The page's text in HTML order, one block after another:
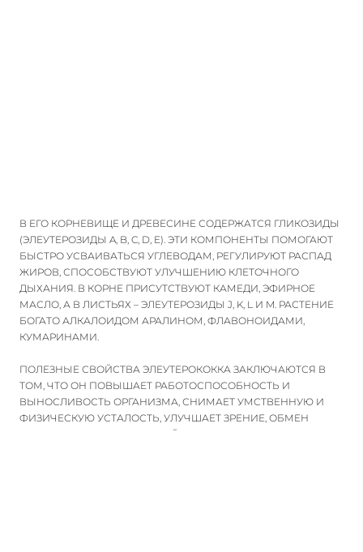
ЗАЩИТНЫЕ ФУНКЦИИ ОРГАНИЗМА. ОЧЕНЬ ЧАСТО
ЗАПАДНЫЕ ВРАЧИ НАЗНАЧАЮТ ЭЛЕУТЕРОКОКК
ПАЦИЕНТАМ ДЛЯ ПОВЫШЕНИЯ ИММУНИТЕТА И
ВОССТАНОВЛЕНИЯ ПОСЛЕ ПЕРЕНЕСЕННОЙ
БОЛЕЗНИ ИЛИ ОПЕРАЦИИ. ТАКЖЕ НАСТОЙКА
ЭЛЕУТЕРОКОККА ПОЛЬЗУЕТСЯ БОЛЬШОЙ
СПОРТСМЕНОВ.
В ЕГО КОРНЕВИЩЕ И ДРЕВЕСИНЕ СОДЕРЖАТСЯ ГЛИКОЗИДЫ
(ЭЛЕУТЕРОЗИДЫ A, B, C, D, E). ЭТИ КОМПОНЕНТЫ ПОМОГАЮТ
БЫСТРО УСВАИВАТЬСЯ УГЛЕВОДАМ, РЕГУЛИРУЮТ РАСПАД
ЖИРОВ, СПОСОБСТВУЮТ УЛУЧШЕНИЮ КЛЕТОЧНОГО
ДЫХАНИЯ. В КОРНЕ ПРИСУТСТВУЮТ КАМЕДИ, ЭФИРНОЕ
МАСЛО, А В ЛИСТЬЯХ – ЭЛЕУТЕРОЗИДЫ J, K, L И M. РАСТЕНИЕ
БОГАТО АЛКАЛОИДОМ АРАЛИНОМ, ФЛАВОНОИДАМИ,
КУМАРИНАМИ.
ПОЛЕЗНЫЕ СВОЙСТВА ЭЛЕУТЕРОКОККА ЗАКЛЮЧАЮТСЯ В
ТОМ, ЧТО ОН ПОВЫШАЕТ РАБОТОСПОСОБНОСТЬ И
ВЫНОСЛИВОСТЬ ОРГАНИЗМА, СНИМАЕТ УМСТВЕННУЮ И
ФИЗИЧЕСКУЮ УСТАЛОСТЬ, УЛУЧШАЕТ ЗРЕНИЕ, ОБМЕН
ВЕЩЕСТВ И РАБОТУ НЕРВНОЙ СИСТЕМЫ, ПОНИЖАЕТ